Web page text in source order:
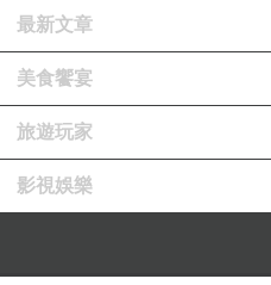
最新文章
美食饗宴
旅遊玩家
影視娛樂